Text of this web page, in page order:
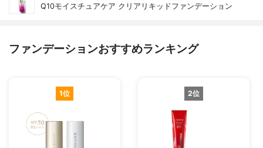
Q10モイスチュアケア クリアリキッドファンデーション
ファンデーションおすすめランキング
1位 2位